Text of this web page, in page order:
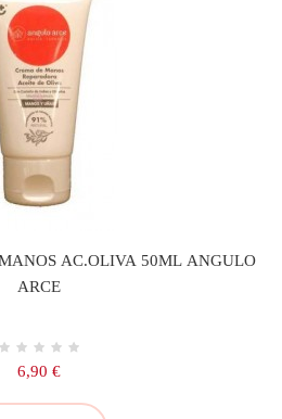
AC.OLIVA 50ML ANGULO
ARCE
Precio
6,90 €